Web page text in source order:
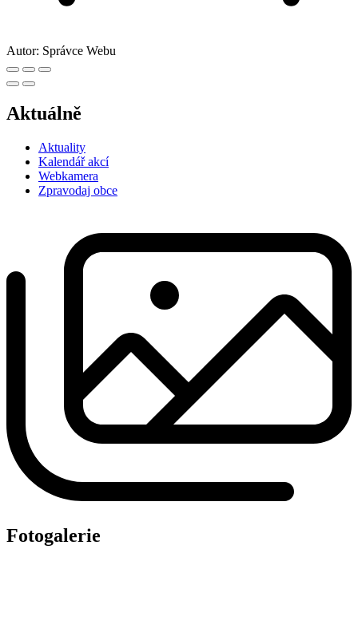
Autor: Správce Webu
Aktuálně
Aktuality
Kalendář akcí
Webkamera
Zpravodaj obce
Fotogalerie